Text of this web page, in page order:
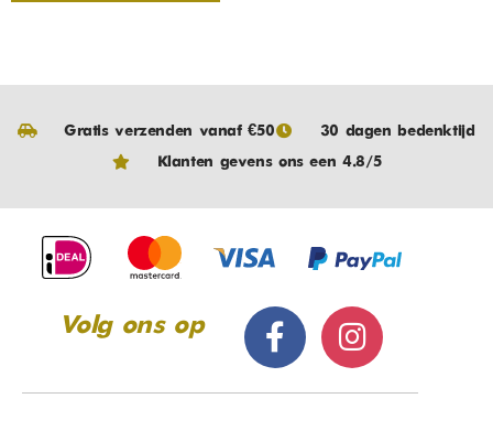
Gratis verzenden vanaf €50
30 dagen bedenktijd
Klanten gevens ons een 4.8/5
Volg ons op